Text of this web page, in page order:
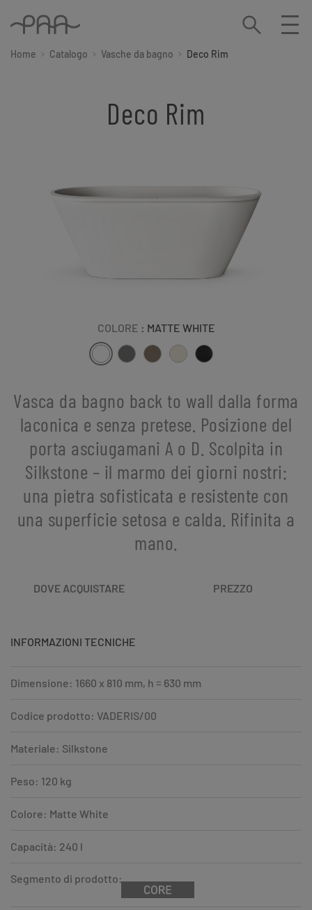
Home Catalogo Vasche da bagno Deco Rim
Deco Rim
COLORE : MATTE WHITE
Vasca da bagno back to wall dalla forma
laconica e senza pretese. Posizione del
porta asciugamani A o D. Scolpita in
Silkstone – il marmo dei giorni nostri:
una pietra sofisticata e resistente con
una superficie setosa e calda. Rifinita a
mano.
DOVE ACQUISTARE PREZZO
INFORMAZIONI TECNICHE
Dimensione: 1660 x 810 mm, h = 630 mm
Codice prodotto: VADERIS/00
Materiale: Silkstone
Peso: 120 kg
Colore: Matte White
Capacità: 240 l
Segmento di prodotto: